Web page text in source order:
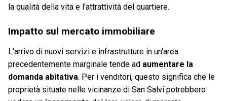
la qualità della vita e l'attrattività del quartiere.
Impatto sul mercato immobiliare
L'arrivo di nuovi servizi e infrastrutture in un'area
precedentemente marginale tende ad aumentare la
domanda abitativa. Per i venditori, questo significa che le
proprietà situate nelle vicinanze di San Salvi potrebbero